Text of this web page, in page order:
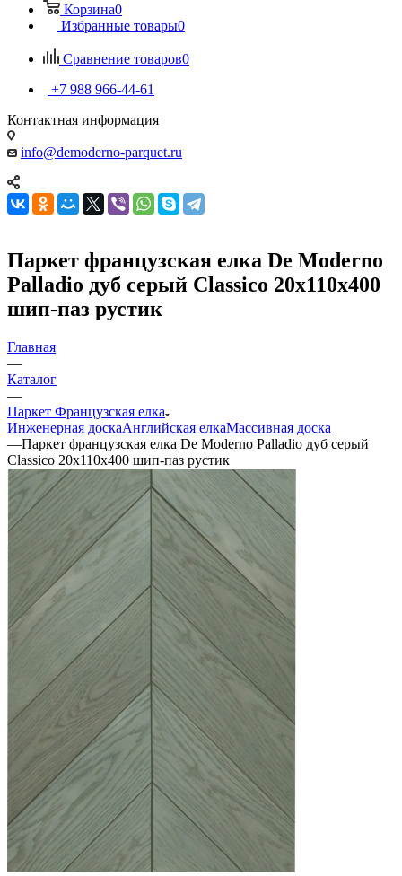
Корзина0
Избранные товары0
Сравнение товаров0
+7 988 966-44-61
Контактная информация
info@demoderno-parquet.ru
Паркет французская елка De Moderno
Palladio дуб серый Classico 20х110х400
шип-паз рустик
Главная
—
Каталог
—
Паркет Французская елка
Инженерная доскаАнглийская елкаМассивная доска
—Паркет французская елка De Moderno Palladio дуб серый
Classico 20х110х400 шип-паз рустик